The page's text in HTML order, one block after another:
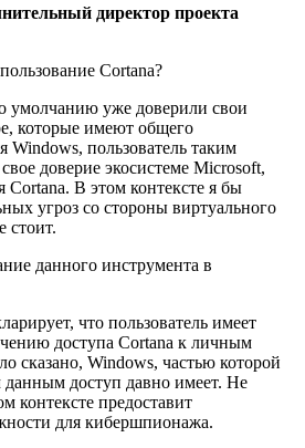
директор проекта
Cortana?
умолчанию уже доверили свои
которые имеют общего
Windows, пользователь таким
доверие экосистеме Microsoft,
Cortana. В этом контексте я бы
угроз со стороны виртуального
стоит.
данного инструмента в
что пользователь имеет
доступа Cortana к личным
сказано, Windows, частью которой
данным доступ давно имеет. Не
контексте предоставит
для кибершпионажа.